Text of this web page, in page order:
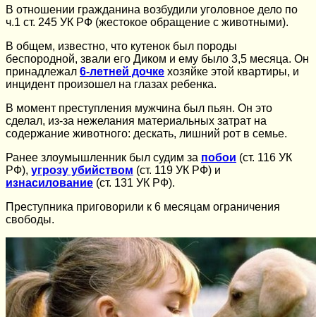
В отношении гражданина возбудили уголовное дело по
ч.1 ст. 245 УК РФ (жестокое обращение с животными).
В общем, известно, что кутенок был породы
беспородной, звали его Диком и ему было 3,5 месяца. Он
принадлежал 6-летней дочке хозяйке этой квартиры, и
инцидент произошел на глазах ребенка.
В момент преступления мужчина был пьян. Он это
сделал, из-за нежелания материальных затрат на
содержание животного: дескать, лишний рот в семье.
Ранее злоумышленник был судим за побои (ст. 116 УК
РФ), угрозу убийством (ст. 119 УК РФ) и
изнасилование (ст. 131 УК РФ).
Преступника приговорили к 6 месяцам ограничения
свободы.